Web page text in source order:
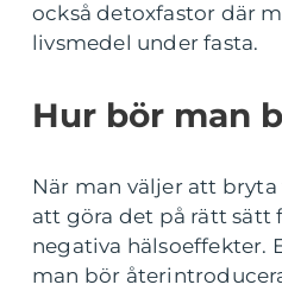
också detoxfastor där
livsmedel under fasta.
Hur bör man
När man väljer att
att göra det på rätt sätt
negativa hälsoeffekter.
man bör